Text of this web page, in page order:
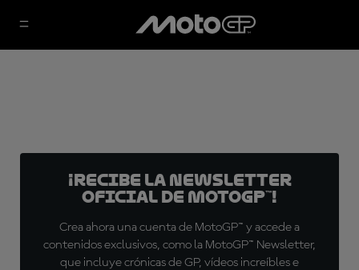
¡Recibe la Newsletter
oficial de MotoGP™!
Crea ahora una cuenta de MotoGP™ y accede a
contenidos exclusivos, como la MotoGP™ Newsletter,
que incluye crónicas de GP, vídeos increíbles e